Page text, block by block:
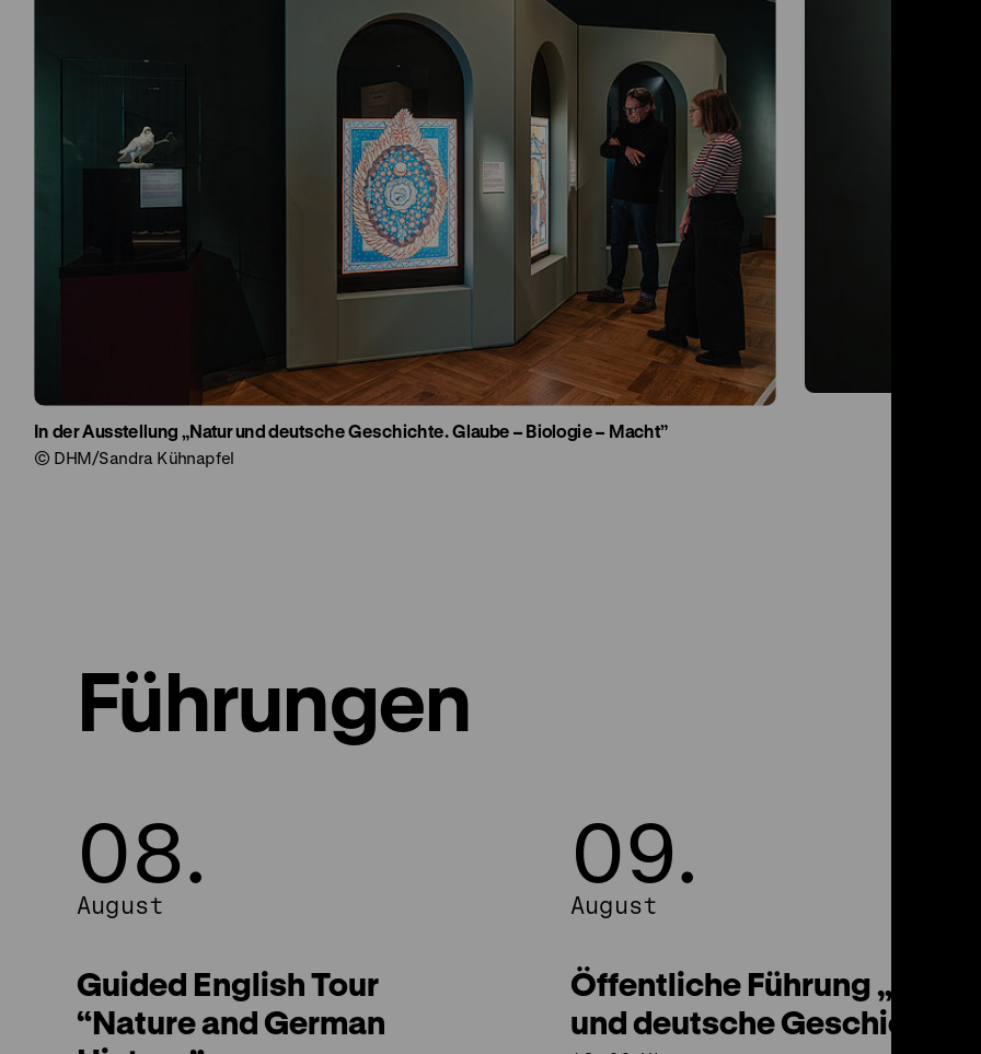
In der Ausstellung „Natur und deutsche Geschichte. Glaube – Biologie – Macht”
© DHM/Sandra Kühnapfel
Führungen
08.
August
08.
August
Guided English Tour
“Nature and German
09.
August
09.
August
Öffentliche Führung „Natur
und deutsche Geschichte”